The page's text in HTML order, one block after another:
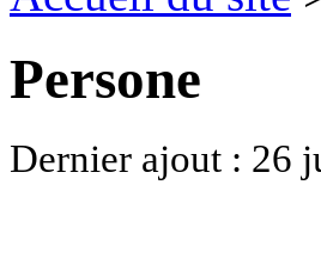
Persone
Dernier ajout : 26